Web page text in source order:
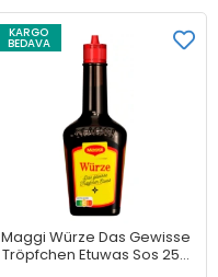
KARGO
BEDAVA
Maggi Würze Das Gewisse
Tröpfchen Etuwas Sos 250